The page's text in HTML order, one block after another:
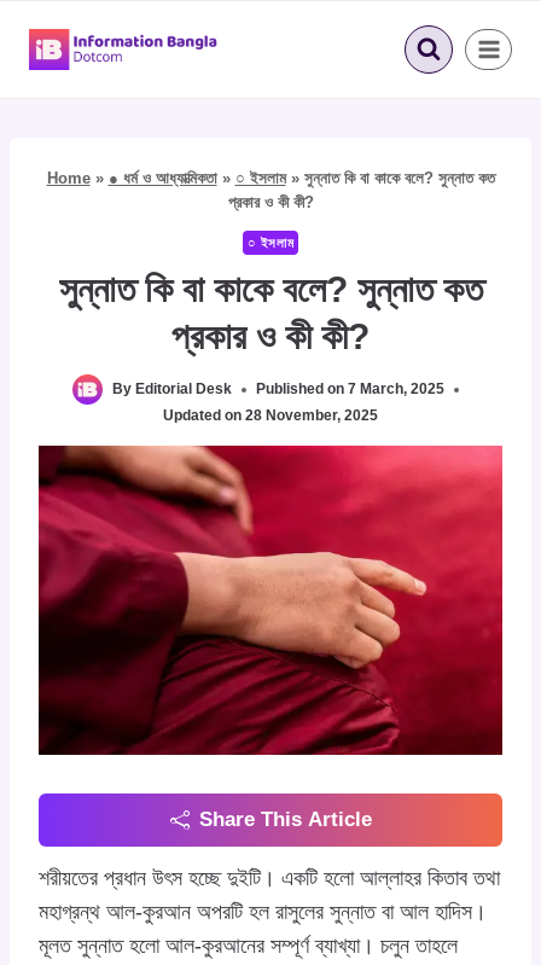
Home» ● ধর্ম ও আধ্যাত্মিকতা» ○ ইসলাম» সুন্নাত কি বা কাকে বলে? সুন্নাত কত
প্রকার ও কী কী?
○ ইসলাম
সুন্নাত কি বা কাকে বলে? সুন্নাত কত
প্রকার ও কী কী?
By Editorial Desk Published on 7 March, 2025
Updated on 28 November, 2025
Share This Article
শরীয়তের প্রধান উৎস হচ্ছে দুইটি। একটি হলো আল্লাহর কিতাব তথা
মহাগ্রন্থ আল-কুরআন অপরটি হল রাসুলের সুন্নাত বা আল হাদিস।
মূলত সুন্নাত হলো আল-কুরআনের সম্পূর্ণ ব্যাখ্যা। চলুন তাহলে